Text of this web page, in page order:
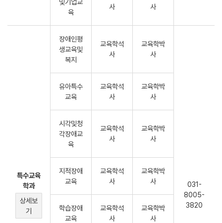
및기업교
육
사
사
특수교육
학과
상세보
기
장애인평
생교육및
복지
교육학석
사
교육학박
사
031-
8005-
3820
유아특수
교육
교육학석
사
교육학박
사
시각및청
각장애교
육
교육학석
사
교육학박
사
지적장애
교육
교육학석
사
교육학박
사
학습장애
교육
교육학석
사
교육학박
사